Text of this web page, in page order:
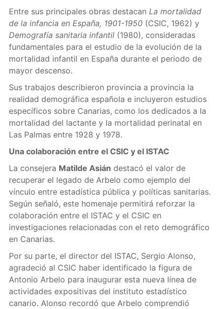
Entre sus principales obras destacan La mortalidad
de la infancia en España, 1901-1950(CSIC, 1962) y
Demografía sanitaria infantil(1980), consideradas
fundamentales para el estudio de la evolución de la
mortalidad infantil en España durante el periodo de
mayor descenso.
Sus trabajos describieron provincia a provincia la
realidad demográfica española e incluyeron estudios
específicos sobre Canarias, como los dedicados a la
mortalidad del lactante y la mortalidad perinatal en
Las Palmas entre 1928 y 1978.
Una colaboración entre el CSIC y el ISTAC
La consejera Matilde Asián destacó el valor de
recuperar el legado de Arbelo como ejemplo del
vínculo entre estadística pública y políticas sanitarias.
Según señaló, este homenaje permitirá reforzar la
colaboración entre el ISTAC y el CSIC en
investigaciones relacionadas con el reto demográfico
en Canarias.
Por su parte, el director del ISTAC, Sergio Alonso,
agradeció al CSIC haber identificado la figura de
Antonio Arbelo para inaugurar esta nueva línea de
actividades expositivas del instituto estadístico
canario. Alonso recordó que Arbelo comprendió